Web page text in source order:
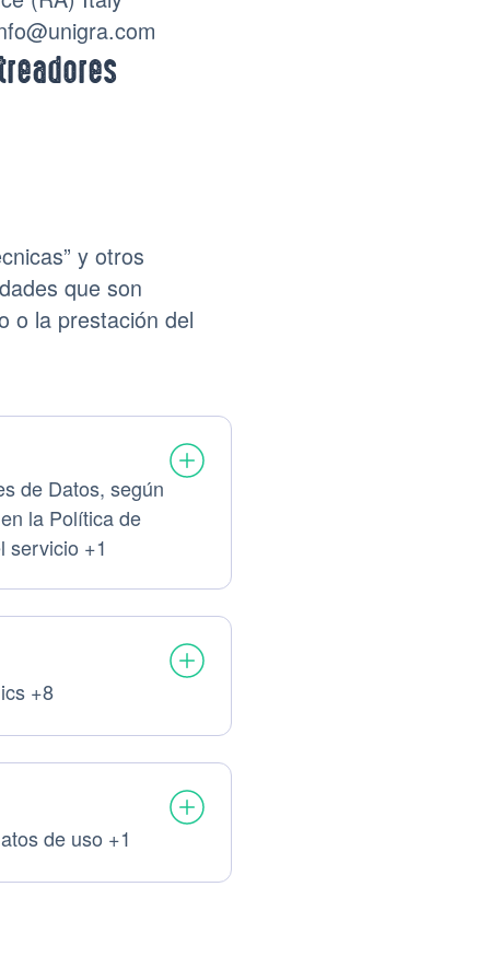
y otros
que son
o la prestación del
tratados:
de Datos, según
la Política de
servicio +1
Personales tratados:
+8
Personales tratados:
de uso +1